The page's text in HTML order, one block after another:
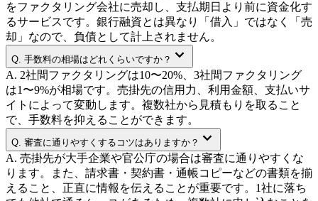
をファクタリング会社に売却し、支払期日より前に資金化す
るサービスです。銀行融資とは異なり「借入」ではなく「売
却」なので、負債として計上されません。
Q. 手数料の相場はどれくらいですか？
A. 2社間ファクタリングは10〜20%、3社間ファクタリング
は1〜9%が相場です。売掛先の信用力、利用金額、支払いサ
イトによって変動します。複数社から見積もりを取ること
で、手数料を抑えることができます。
Q. 審査に通りやすくするコツはありますか？
A. 売掛先が大手企業や官公庁の場合は審査に通りやすくな
ります。また、請求書・契約書・通帳コピーなどの書類を揃
えること、正直に情報を伝えることが重要です。1社に落ち